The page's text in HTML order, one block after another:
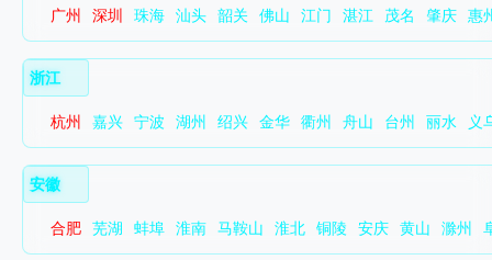
广州 深圳 珠海 汕头 韶关 佛山 江门 湛江 茂名 肇庆 惠
浙江
杭州 嘉兴 宁波 湖州 绍兴 金华 衢州 舟山 台州 丽水 义
安徽
合肥 芜湖 蚌埠 淮南 马鞍山 淮北 铜陵 安庆 黄山 滁州